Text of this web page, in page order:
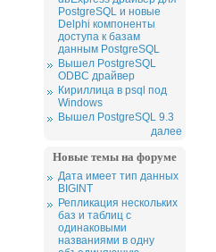
PostgreSQL и новые
Delphi компоненты
доступа к базам
данным PostgreSQL
Вышел PostgreSQL
ODBC драйвер
Кириллица в psql под
Windows
Вышел PostgreSQL 9.3
далее
Новые темы на форуме
Дата имеет тип данных
BIGINT
Репликация нескольких
баз и таблиц с
одинаковыми
названиями в одну